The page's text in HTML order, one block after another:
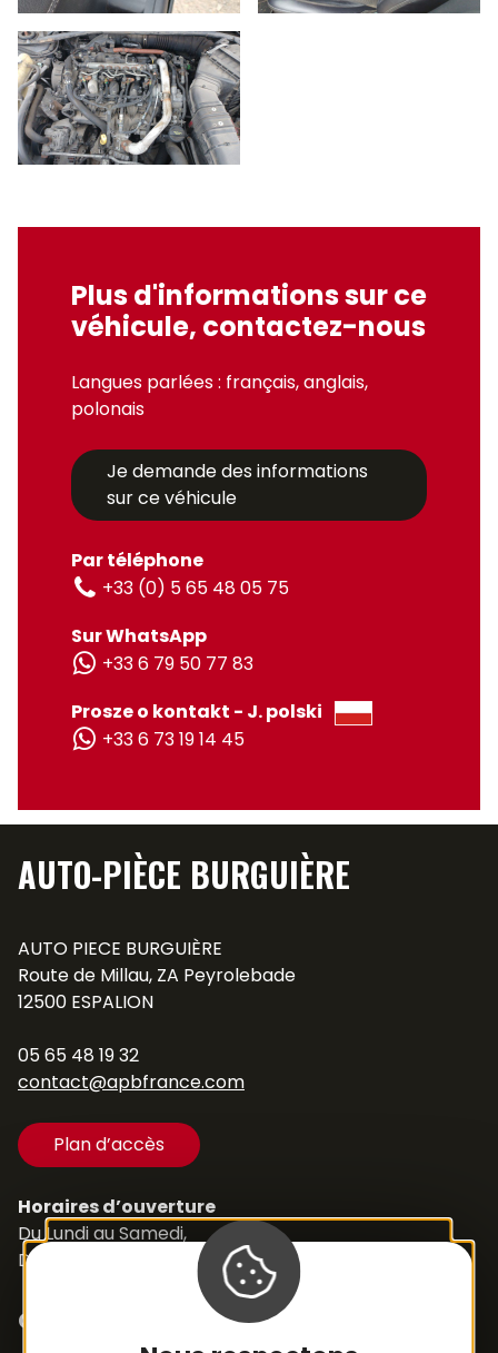
Plus d'informations sur ce
véhicule, contactez-nous
Langues parlées : français, anglais,
polonais
Je demande des informations
sur ce véhicule
Par téléphone
+33 (0) 5 65 48 05 75
Sur WhatsApp
+33 6 79 50 77 83
Prosze o kontakt - J. polski
+33 6 73 19 14 45
AUTO-PIÈCE BURGUIÈRE
AUTO PIECE BURGUIÈRE
Route de Millau, ZA Peyrolebade
12500 ESPALION
05 65 48 19 32
contact@apbfrance.com
Plan d’accès
Horaires d’ouverture
Du Lundi au Samedi,
De 8h30 à 12h et de 14h à 18h
Contacts